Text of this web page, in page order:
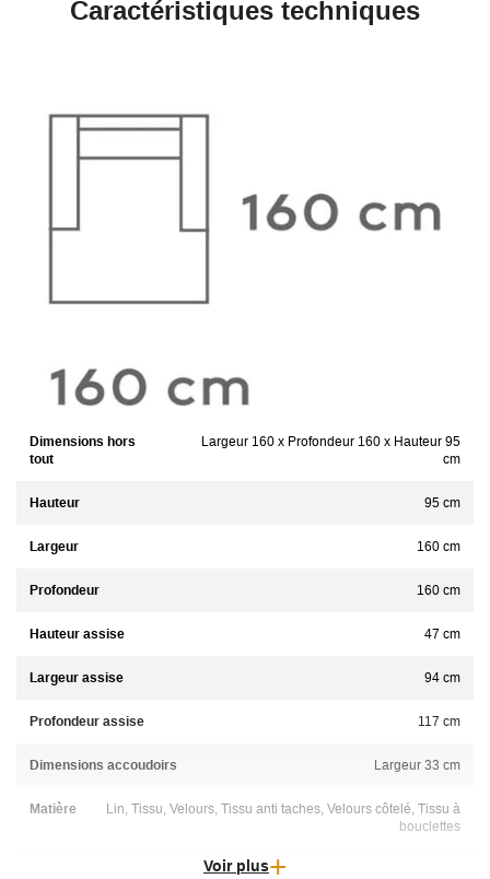
Caractéristiques techniques
Dimensions hors
tout
Largeur 160 x Profondeur 160 x Hauteur 95
cm
Hauteur 95 cm
Largeur 160 cm
Profondeur 160 cm
Hauteur assise 47 cm
Largeur assise 94 cm
Profondeur assise 117 cm
Dimensions accoudoirs Largeur 33 cm
Matière
Lin, Tissu, Velours, Tissu anti taches, Velours côtelé, Tissu à
bouclettes
Se référer à chaque tissu pour les consignes d'entretien
Voir plus